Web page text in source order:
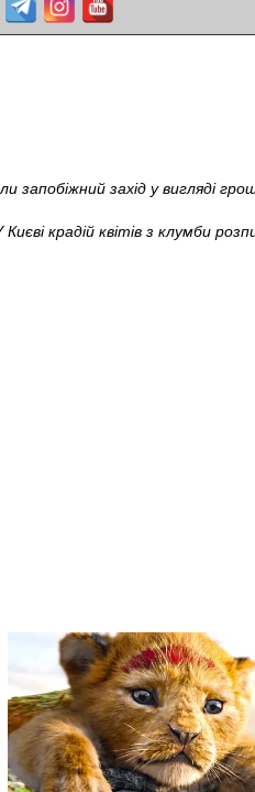
запобіжний захід у вигляді
Києві крадій квітів з клумби